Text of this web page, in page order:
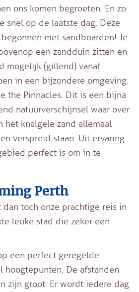
ons komen begroeten. En zo
snel op de laatste dag. Deze
met sandboarden! Je
een zandduin zitten en
mogelijk (gillend) vanaf.
in een bijzondere omgeving.
the Pinnacles. Dit is een bijna
natuurverschijnsel waar over
het knalgele zand allemaal
verspreid staan. Uit ervaring
perfect is om in te
Perth
toch onze prachtige reis in
leuke stad die zeker een
een perfect geregelde
hoogtepunten. De afstanden
zijn groot. Er wordt iedere dag